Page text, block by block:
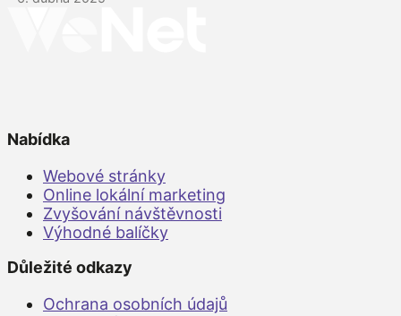
Nabídka
Webové stránky
Online lokální marketing
Zvyšování návštěvnosti
Výhodné balíčky
Důležité odkazy
Ochrana osobních údajů